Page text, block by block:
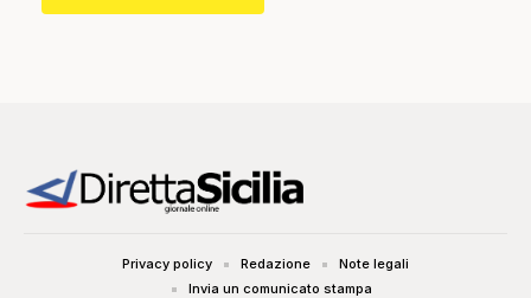
Privacy policy Redazione
Note legali
Invia un comunicato stampa